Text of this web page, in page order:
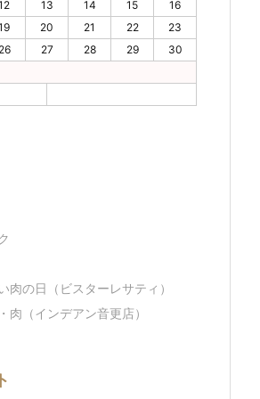
13 14 15
16
20 21 22
23
26 27 28 29
30
肉の日（ビスターレサティ）
肉（インデアン音更店）